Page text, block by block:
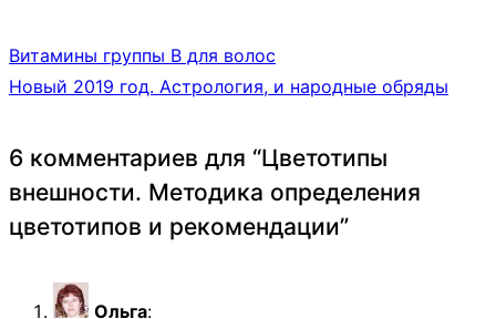
Витамины группы В для волос
Новый 2019 год. Астрология, и народные обряды
6 комментариев для “Цветотипы
внешности. Методика определения
цветотипов и рекомендации”
Ольга: